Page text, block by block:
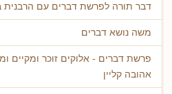
דבר תורה לפרשת דברים עם הרבנית
משה נושא דברים
פרשת דברים - אלוקים זוכר ומקיים
אהובה קליין